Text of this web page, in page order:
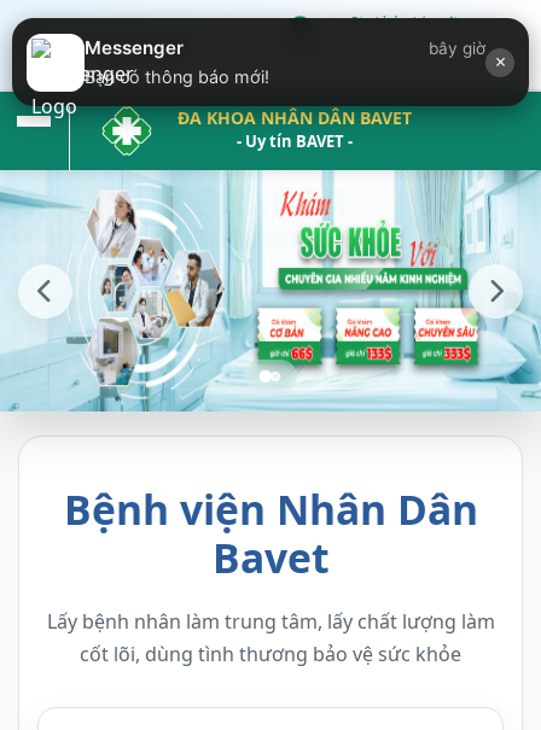
Messenger bây giờ
Bạn có thông báo mới!
×
Địa chỉ của chúng tôi:
Krong Bavet ( đối diện trung
tâm thương mại Bavet)
ĐA KHOA NHÂN DÂN BAVET
- Uy tín BAVET -
Bệnh viện Nhân Dân
Bavet
Lấy bệnh nhân làm trung tâm, lấy chất lượng làm
cốt lõi, dùng tình thương bảo vệ sức khỏe